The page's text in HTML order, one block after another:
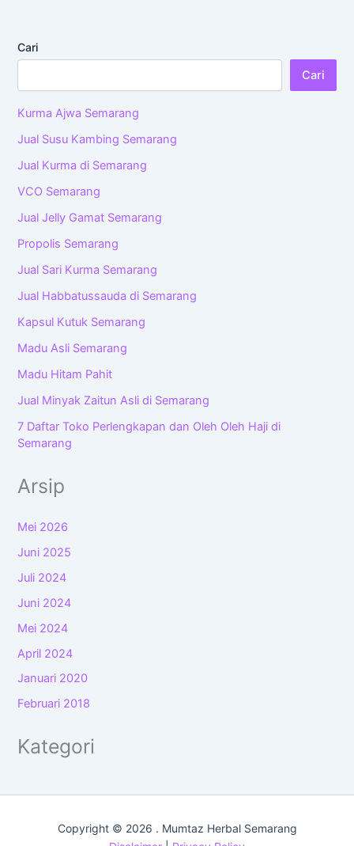
Cari
Cari
Kurma Ajwa Semarang
Jual Susu Kambing Semarang
Jual Kurma di Semarang
VCO Semarang
Jual Jelly Gamat Semarang
Propolis Semarang
Jual Sari Kurma Semarang
Jual Habbatussauda di Semarang
Kapsul Kutuk Semarang
Madu Asli Semarang
Madu Hitam Pahit
Jual Minyak Zaitun Asli di Semarang
7 Daftar Toko Perlengkapan dan Oleh Oleh Haji di
Semarang
Arsip
Mei 2026
Juni 2025
Juli 2024
Juni 2024
Mei 2024
April 2024
Januari 2020
Februari 2018
Kategori
Copyright © 2026 . Mumtaz Herbal Semarang